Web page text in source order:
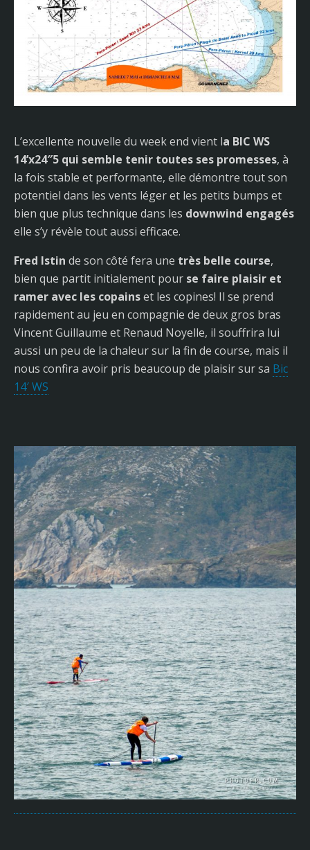
L’excellente nouvelle du week end vient la BIC WS
14’x24″5 qui semble tenir toutes ses promesses, à
la fois stable et performante, elle démontre tout son
potentiel dans les vents léger et les petits bumps et
bien que plus technique dans les downwind engagés
elle s’y révèle tout aussi efficace.
Fred Istin de son côté fera une très belle course,
bien que partit initialement pour se faire plaisir et
ramer avec les copainset les copines! Il se prend
rapidement au jeu en compagnie de deux gros bras
Vincent Guillaume et Renaud Noyelle, il souffrira lui
aussi un peu de la chaleur sur la fin de course, mais il
nous confira avoir pris beaucoup de plaisir sur sa Bic
14′ WS